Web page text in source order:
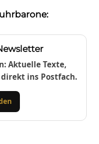
Aktuelle Texte,
ins Postfach.